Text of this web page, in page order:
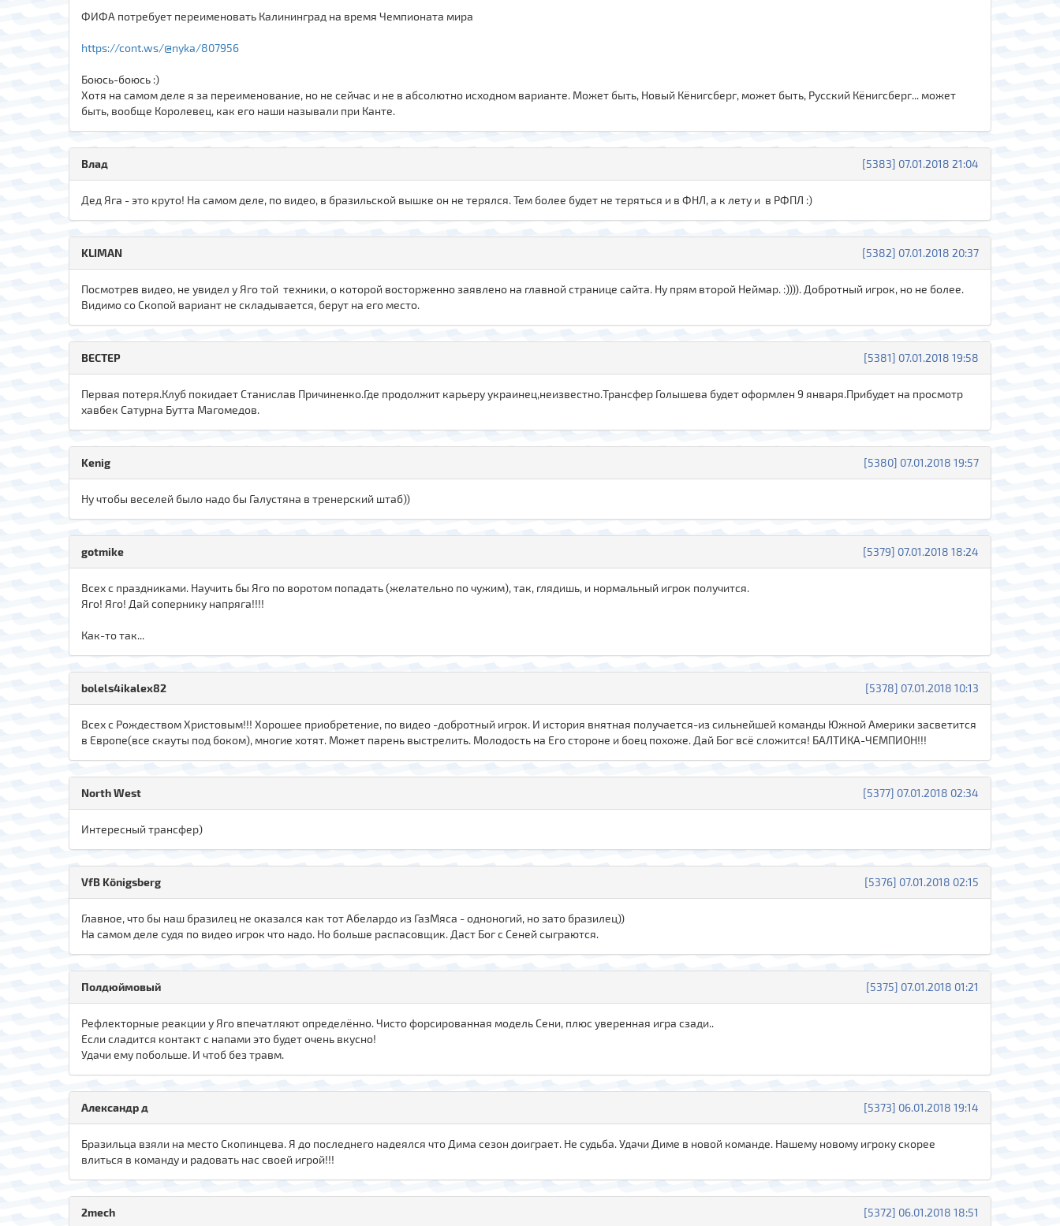
ФИФА потребует переименовать Калининград на время Чемпионата мира
https://cont.ws/@nyka/807956
Боюсь-боюсь :)
Хотя на самом деле я за переименование, но не сейчас и не в абсолютно исходном варианте. Может быть, Новый Кёнигсберг, может быть, Русский Кёнигсберг... может
быть, вообще Королевец, как его наши называли при Канте.
[5383] 07.01.2018 21:04
Влад
Дед Яга - это круто! На самом деле, по видео, в бразильской вышке он не терялся. Тем более будет не теряться и в ФНЛ, а к лету и в РФПЛ :)
[5382] 07.01.2018 20:37
KLIMAN
Посмотрев видео, не увидел у Яго той техники, о которой восторженно заявлено на главной странице сайта. Ну прям второй Неймар. :)))). Добротный игрок, но не более.
Видимо со Скопой вариант не складывается, берут на его место.
[5381] 07.01.2018 19:58
ВЕСТЕР
Первая потеря.Клуб покидает Станислав Причиненко.Где продолжит карьеру украинец,неизвестно.Трансфер Голышева будет оформлен 9 января.Прибудет на просмотр
хавбек Сатурна Бутта Магомедов.
[5380] 07.01.2018 19:57
Kenig
Ну чтобы веселей было надо бы Галустяна в тренерский штаб))
[5379] 07.01.2018 18:24
gotmike
Всех с праздниками. Научить бы Яго по воротом попадать (желательно по чужим), так, глядишь, и нормальный игрок получится.
Яго! Яго! Дай сопернику напряга!!!!
Как-то так...
[5378] 07.01.2018 10:13
bolels4ikalex82
Всех с Рождеством Христовым!!! Хорошее приобретение, по видео -добротный игрок. И история внятная получается-из сильнейшей команды Южной Америки засветится
в Европе(все скауты под боком), многие хотят. Может парень выстрелить. Молодость на Его стороне и боец похоже. Дай Бог всё сложится! БАЛТИКА-ЧЕМПИОН!!!
[5377] 07.01.2018 02:34
North West
Интересный трансфер)
[5376] 07.01.2018 02:15
VfB Königsberg
Главное, что бы наш бразилец не оказался как тот Абелардо из ГазМяса - одноногий, но зато бразилец))
На самом деле судя по видео игрок что надо. Но больше распасовщик. Даст Бог с Сеней сыграются.
[5375] 07.01.2018 01:21
Полдюймовый
Рефлекторные реакции у Яго впечатляют определённо. Чисто форсированная модель Сени, плюс уверенная игра сзади..
Если сладится контакт с напами это будет очень вкусно!
Удачи ему побольше. И чтоб без травм.
[5373] 06.01.2018 19:14
Александр д
Бразильца взяли на место Скопинцева. Я до последнего надеялся что Дима сезон доиграет. Не судьба. Удачи Диме в новой команде. Нашему новому игроку скорее
влиться в команду и радовать нас своей игрой!!!
[5372] 06.01.2018 18:51
2mech